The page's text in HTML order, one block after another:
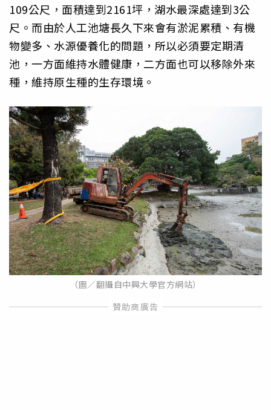
109公尺，面積達到2161坪，湖水最深處達到3公
尺。而由於人工池塘長久下來會有淤泥累積、有機
物變多、水源優養化的問題，所以必須要定期清
池，一方面維持水體健康，二方面也可以移除外來
種，維持原生種的生存環境。
（圖／翻攝自中興大學官方網站）